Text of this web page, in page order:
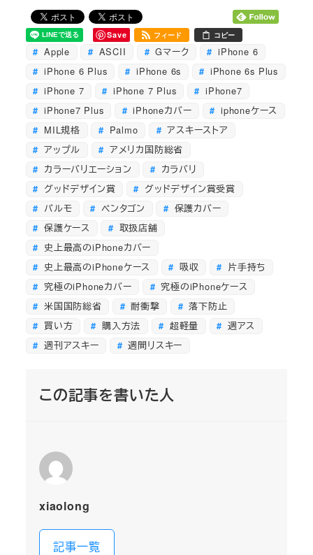
Save フィード コピー
Apple ASCII Gマーク
iPhone 6
iPhone 6 Plus
iPhone 6s
iPhone 6s Plus
iPhone 7
iPhone 7 Plus
iPhone7
iPhone7 Plus
iPhoneカバー
iphoneケース
MIL規格
Palmo
アスキーストア
アップル
アメリカ国防総省
カラーバリエーション
カラバリ
グッドデザイン賞
グッドデザイン賞受賞
パルモ
ペンタゴン
保護カバー
保護ケース
取扱店舗
史上最高のiPhoneカバー
史上最高のiPhoneケース
吸収
片手持ち
究極のiPhoneカバー
究極のiPhoneケース
米国国防総省
耐衝撃
落下防止
買い方
購入方法 超軽量
週アス
週刊アスキー
週間リスキー
この記事を書いた人
xiaolong
記事一覧